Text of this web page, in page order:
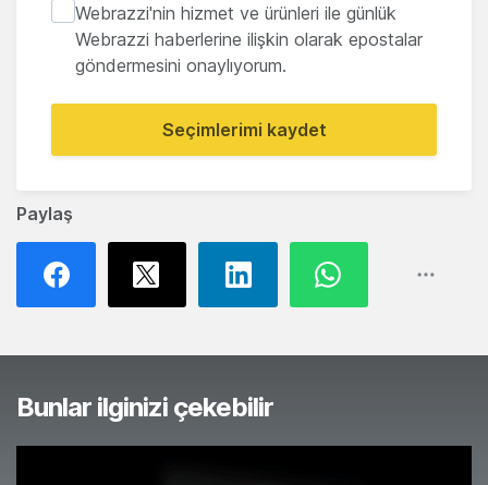
Paylaş
Webrazzi'nin hizmet ve ürünleri ile günlük
Webrazzi haberlerine ilişkin olarak epostalar
göndermesini onaylıyorum.
Seçimlerimi kaydet
Bunlar ilginizi çekebilir